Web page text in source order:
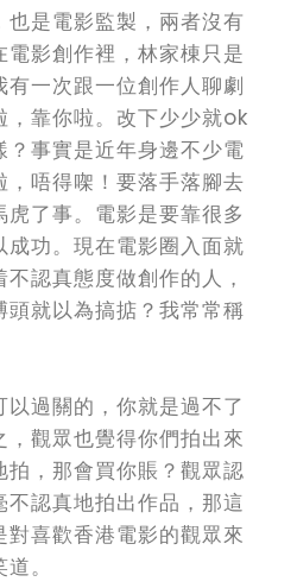
是電影監製，兩者沒有
影創作裡，林家棟只是
一次跟一位創作人聊劇
，靠你啦。改下少少就ok
事實是近年身邊不少電
唔得㗎！要落手落腳去
了事。電影是要靠很多
成功。現在電影圈入面就
認真態度做創作的人，
就以為搞掂？我常常稱
以過關的，你就是過不了
觀眾也覺得你們拍出來
，那會買你賬？觀眾認
認真地拍出作品，那這
喜歡香港電影的觀眾來
。